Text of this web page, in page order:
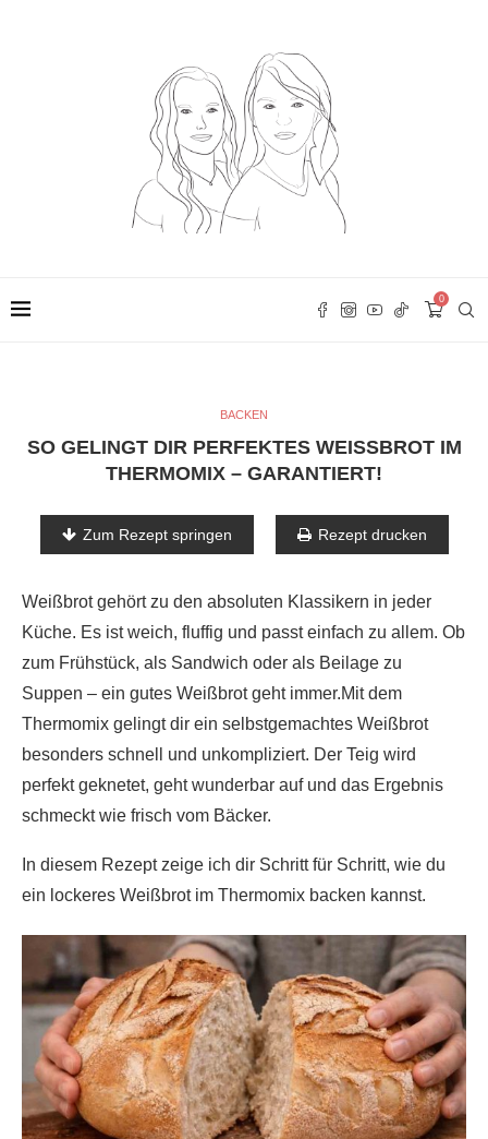
0
BACKEN
SO GELINGT DIR PERFEKTES WEISSBROT IM T
HERMOMIX – GARANTIERT!
Zum Rezept springen Rezept drucken
Weißbrot gehört zu den absoluten Klassikern in jeder
Küche. Es ist weich, fluffig und passt einfach zu allem. Ob
zum Frühstück, als Sandwich oder als Beilage zu
Suppen – ein gutes Weißbrot geht immer.Mit dem
Thermomix gelingt dir ein selbstgemachtes Weißbrot
besonders schnell und unkompliziert. Der Teig wird
perfekt geknetet, geht wunderbar auf und das Ergebnis
schmeckt wie frisch vom Bäcker.
In diesem Rezept zeige ich dir Schritt für Schritt, wie du
ein lockeres Weißbrot im Thermomix backen kannst.